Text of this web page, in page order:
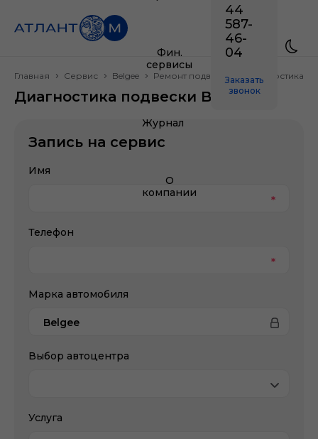
Фин.
сервисы
Журнал
О
компании
44
587-
46-
04
Заказать
звонок
Главная Сервис Belgee Ремонт подвески Диагностика
Диагностика подвески Belgee
Запись на сервис
Имя
Телефон
Марка автомобиля
Belgee
Выбор автоцентра
Услуга